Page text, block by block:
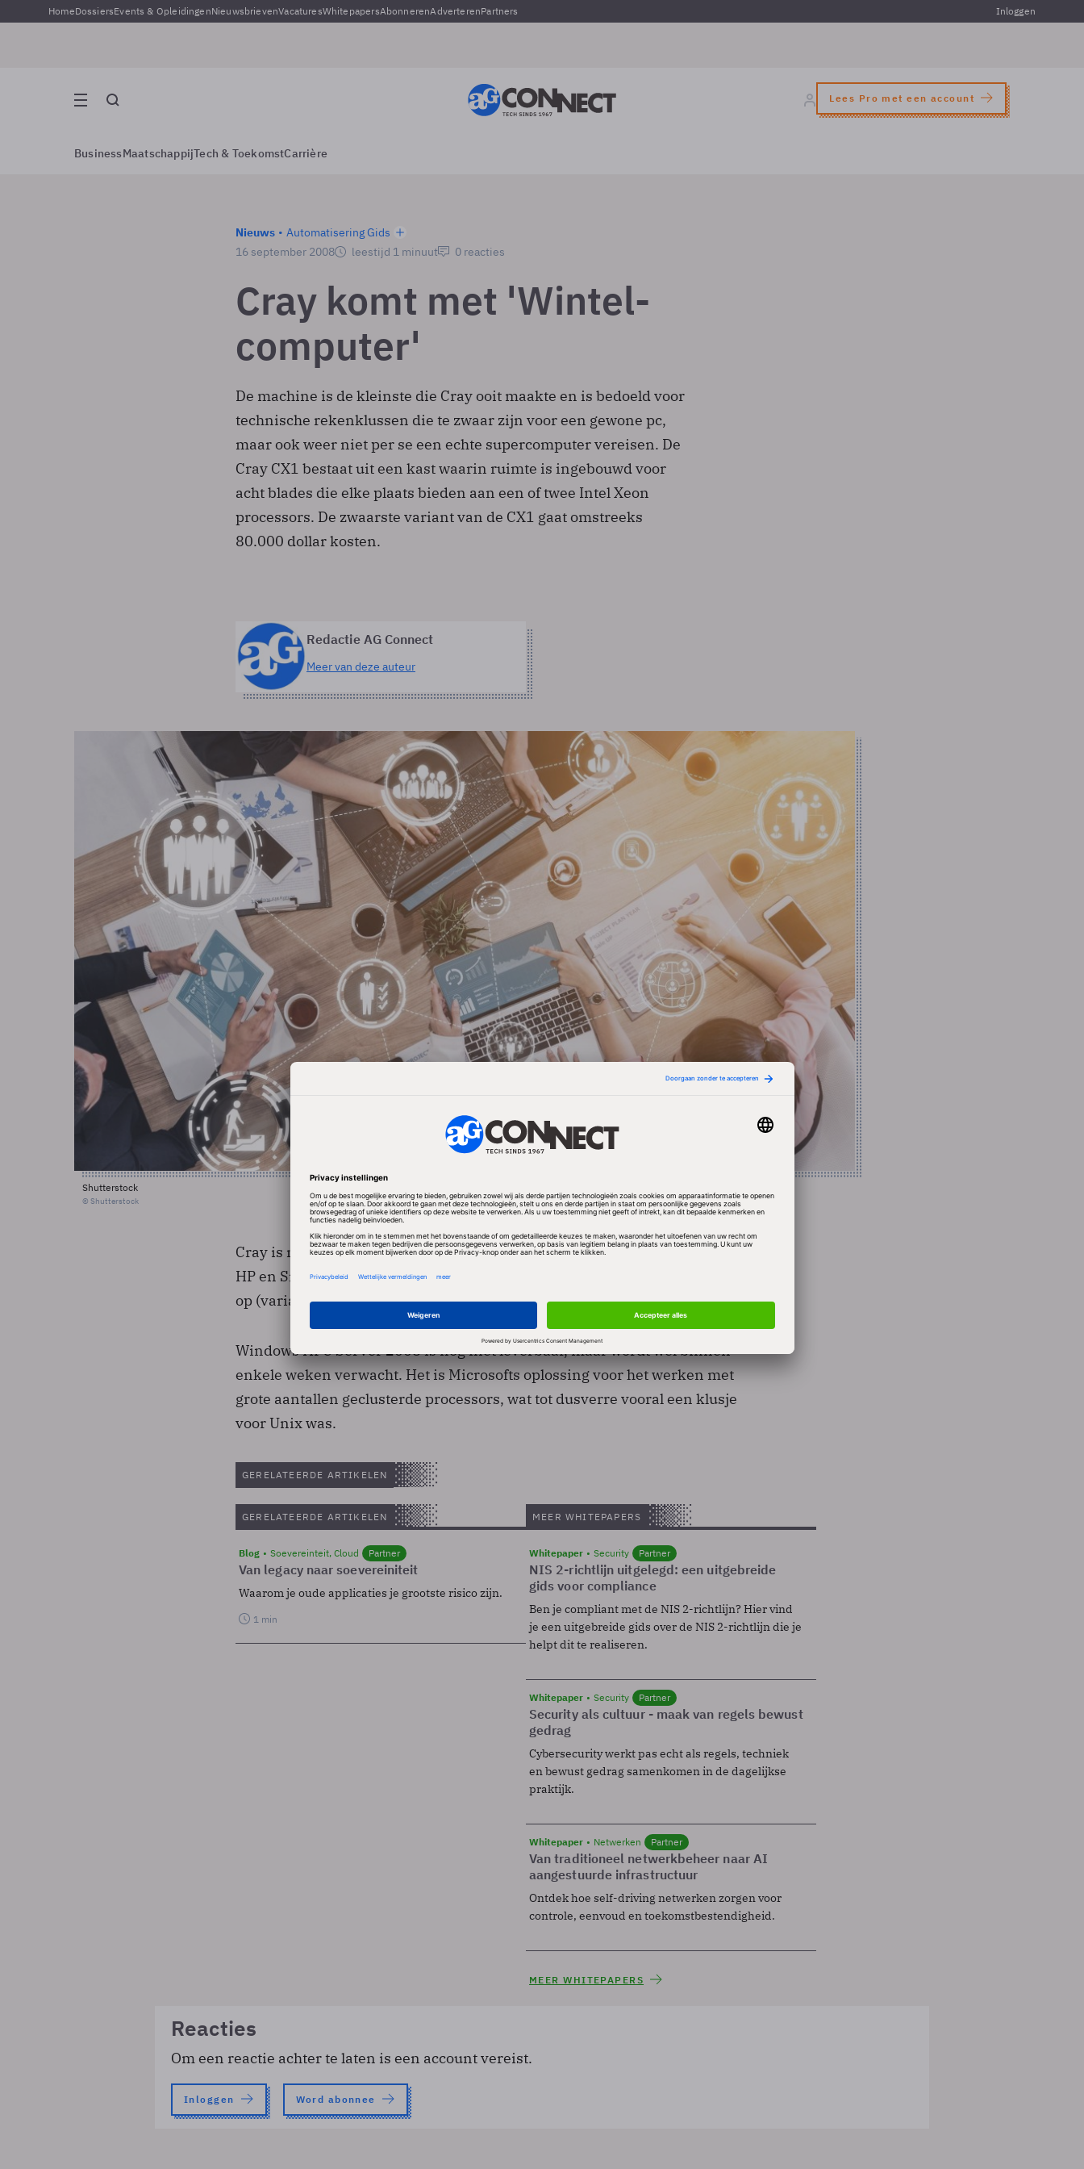
HomeDossiersEvents & OpleidingenNieuwsbrievenVacaturesWhitepapersAbonnerenAdverterenPartners Inloggen
Lees Pro met een account
BusinessMaatschappijTech & ToekomstCarrière
Nieuws
Automatisering Gids
16 september 2008
leestijd 1 minuut 0 reacties
Cray komt met 'Wintel-
computer'
De machine is de kleinste die Cray ooit maakte en is bedoeld voor
technische rekenklussen die te zwaar zijn voor een gewone pc,
maar ook weer niet per se een echte supercomputer vereisen. De
Cray CX1 bestaat uit een kast waarin ruimte is ingebouwd voor
acht blades die elke plaats bieden aan een of twee Intel Xeon
processors. De zwaarste variant van de CX1 gaat omstreeks
80.000 dollar kosten.
Redactie AG Connect
Meer van deze auteur
Shutterstock
© Shutterstock
Cray is niet de enige die dergelijke tussenmaatse rekenmonsters aanbiedt.
HP en Silicon Graphics hebben vergelijkbare systemen in huis, maar draaien
op (varianten van ) Unix/Linux.
Windows HPC Server 2008 is nog niet leverbaar, maar wordt wel binnen
enkele weken verwacht. Het is Microsofts oplossing voor het werken met
grote aantallen geclusterde processors, wat tot dusverre vooral een klusje
voor Unix was.
GERELATEERDE ARTIKELEN
GERELATEERDE ARTIKELEN
Blog Soevereinteit, Cloud Partner
Van legacy naar soevereiniteit
Waarom je oude applicaties je grootste risico zijn.
1 min
MEER WHITEPAPERS
Whitepaper Security Partner
NIS 2-richtlijn uitgelegd: een uitgebreide
gids voor compliance
Ben je compliant met de NIS 2-richtlijn? Hier vind
je een uitgebreide gids over de NIS 2-richtlijn die je
helpt dit te realiseren.
Whitepaper Security Partner
Security als cultuur - maak van regels bewust
gedrag
Cybersecurity werkt pas echt als regels, techniek
en bewust gedrag samenkomen in de dagelijkse
praktijk.
Whitepaper Netwerken Partner
Van traditioneel netwerkbeheer naar AI
aangestuurde infrastructuur
Ontdek hoe self-driving netwerken zorgen voor
controle, eenvoud en toekomstbestendigheid.
MEER WHITEPAPERS
Reacties
Om een reactie achter te laten is een account vereist.
Inloggen Word abonnee